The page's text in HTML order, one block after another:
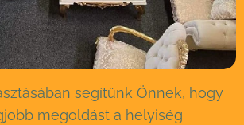
segítünk Önnek, hogy
megoldást a helyiség